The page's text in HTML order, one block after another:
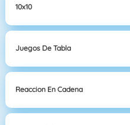
10x10
Juegos De Tabla
Reaccion En Cadena